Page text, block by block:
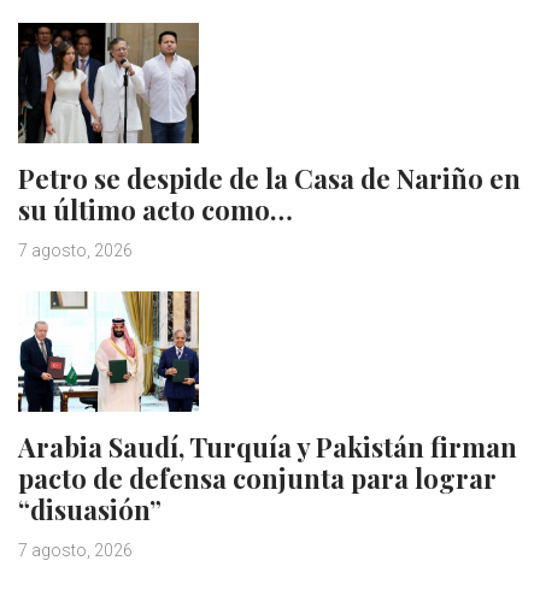
Petro se despide de la Casa de Nariño en
su último acto como…
7 agosto, 2026
Arabia Saudí, Turquía y Pakistán firman
pacto de defensa conjunta para lograr
“disuasión”
7 agosto, 2026